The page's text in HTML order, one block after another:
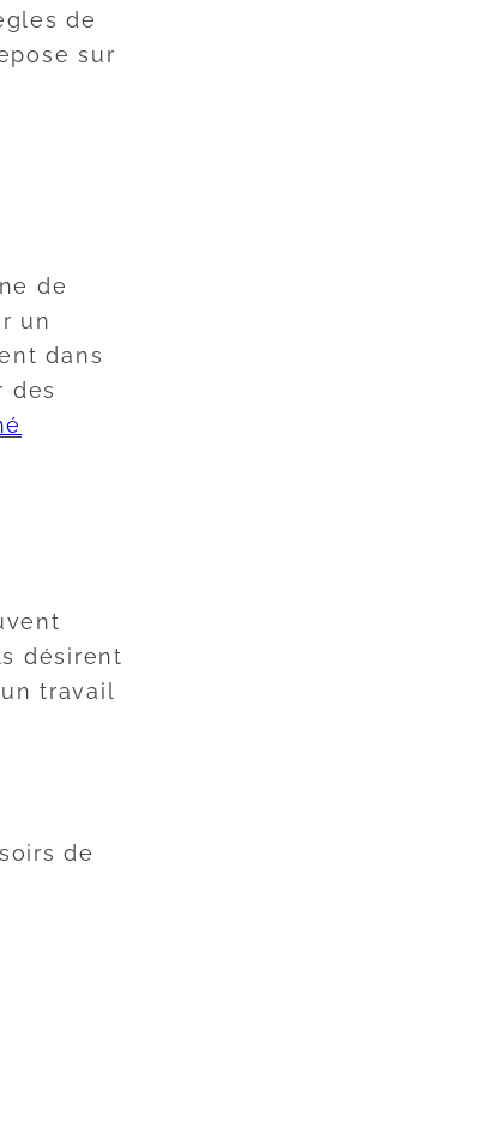
de
sur
de
un
dans
des
désirent
travail
de